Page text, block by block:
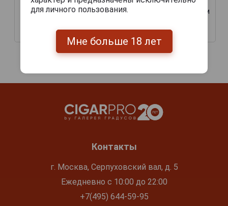
Шоколад Carletti Mint
Sticks темный со вкусом
230 руб.
Шоколад Carletti Arches
Oranfe темный со вкусом
230 руб.
Контакты
г. Москва, Серпуховский вал, д. 5
Ежедневно с 10:00 до 22:00
+7(495) 644-59-95
для личного пользования.
Мне больше 18 лет